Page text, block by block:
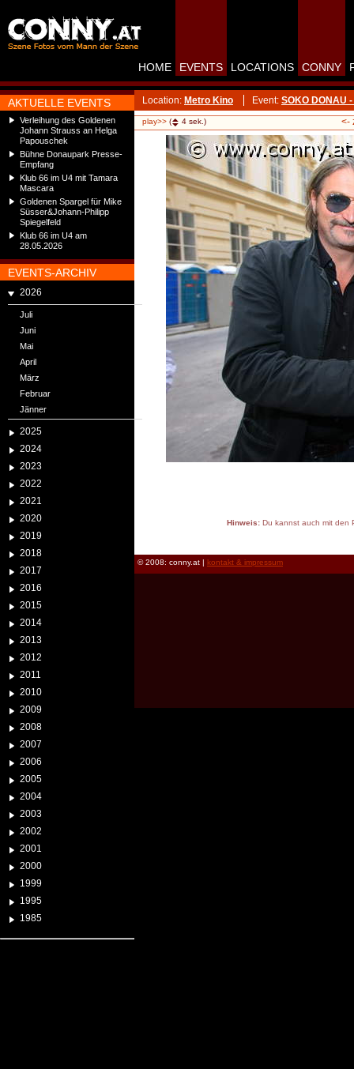
AKTUELLE EVENTS
Verleihung des Goldenen
Johann Strauss an Helga
Papouschek
Bühne Donaupark Presse-
Empfang
Klub 66 im U4 mit Tamara
Mascara
Goldenen Spargel für Mike
Süsser&Johann-Philipp
Spiegelfeld
Klub 66 im U4 am
28.05.2026
EVENTS-ARCHIV
2026
Juli
Juni
Mai
April
März
Februar
Jänner
2025
2024
2023
2022
2021
2020
2019
2018
2017
2016
2015
2014
2013
2012
2011
2010
2009
2008
2007
2006
2005
2004
2003
2002
2001
2000
1999
1995
1985
HOME EVENTS LOCATIONS CONNY
Location: Metro Kino Event: SOKO DONAU
play>> ( 4 sek.) <-
Hinweis:Du kannst auch mit den
© 2008: conny.at | kontakt & impressum